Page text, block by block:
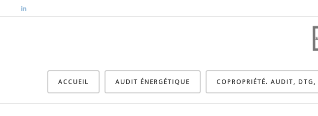
ACCUEIL AUDIT ÉNERGÉTIQUE COPROPRIÉTÉ. AUDIT, DTG,